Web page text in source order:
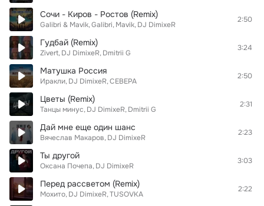
Сочи - Киров - Ростов (Remix)
Galibri & Mavik Galibri Mavik DJ DimixeR
2:50
Гудбай (Remix)
Zivert DJ DimixeR Dmitrii G
3:24
Матушка Россия
Иракли DJ DimixeR СЕВЕРА
2:50
Цветы (Remix)
Танцы минус DJ DimixeR Dmitrii G
2:31
Дай мне еще один шанс
Вячеслав Макаров DJ DimixeR
2:23
Ты другой
Оксана Почепа DJ DimixeR
3:03
Перед рассветом (Remix)
Мохито DJ DimixeR TUSOVKA
2:22